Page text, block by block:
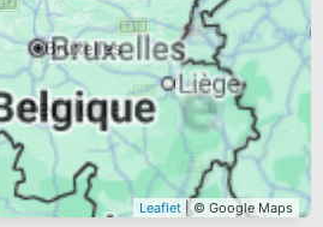
Leaflet | © Google Maps